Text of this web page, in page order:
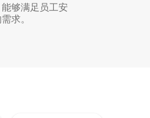
够满足员工安
求。